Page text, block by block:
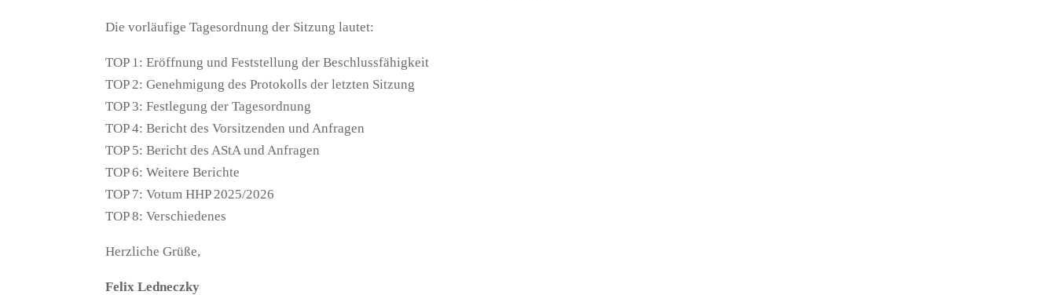
Die vorläufige Tagesordnung der Sitzung lautet:
TOP 1: Eröffnung und Feststellung der Beschlussfähigkeit
TOP 2: Genehmigung des Protokolls der letzten Sitzung
TOP 3: Festlegung der Tagesordnung
TOP 4: Bericht des Vorsitzenden und Anfragen
TOP 5: Bericht des AStA und Anfragen
TOP 6: Weitere Berichte
TOP 7: Votum HHP 2025/2026
TOP 8: Verschiedenes
Herzliche Grüße,
Felix Ledneczky